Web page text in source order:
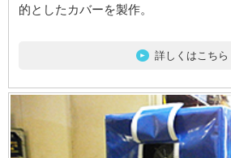
的としたカバーを製作。
詳しくはこちら